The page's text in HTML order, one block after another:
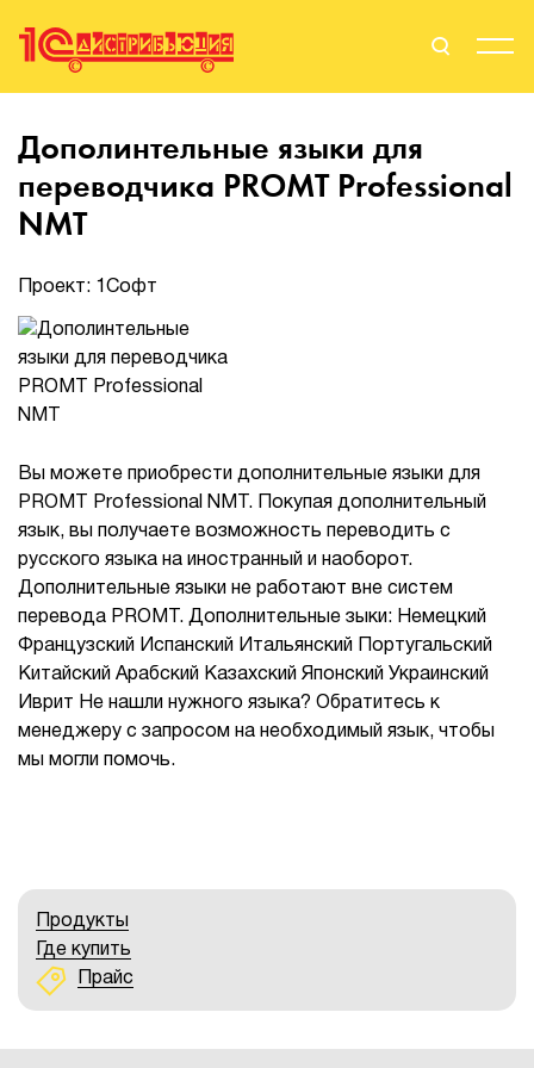
Стать Партнером
Вендоры
Партнерам
События
Сервисы для партнеров
1Cофт
Дополинтельные языки для
переводчика PROMT Professional
NMT
Проект: 1Софт
Вы можете приобрести дополнительные языки для
PROMT Professional NMT. Покупая дополнительный
язык, вы получаете возможность переводить с
русского языка на иностранный и наоборот.
Дополнительные языки не работают вне систем
перевода PROMT. Дополнительные зыки: Немецкий
Французский Испанский Итальянский Португальский
Китайский Арабский Казахский Японский Украинский
Иврит Не нашли нужного языка? Обратитесь к
менеджеру с запросом на необходимый язык, чтобы
мы могли помочь.
Продукты
Где купить
Прайс